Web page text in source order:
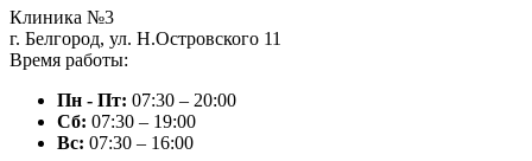
Клиника №3
г. Белгород, ул. Н.Островского 11
Время работы:
Пн - Пт: 07:30 – 20:00
Сб: 07:30 – 19:00
Вc: 07:30 – 16:00